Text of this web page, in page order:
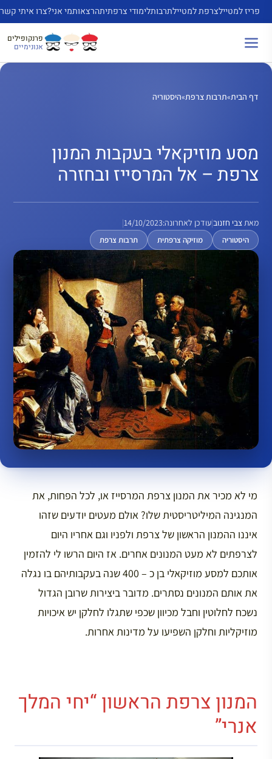
לדלג
לתוכן
פריז למטיילצרפת למטיילתרבותלימודי צרפתיתהרצאותמי אני?צרו איתי קשר
פרנקופילים
אנונימיים
דף הבית»תרבות צרפת»היסטוריה
מסע מוזיקאלי בעקבות המנון
צרפת – אל המרסייז ובחזרה
מאתצבי חזנוב|עודכן לאחרונה:14/10/2023
|
היסטוריה מוזיקה צרפתית תרבות צרפת
מי לא מכיר את המנון צרפת המרסייז או, לכל הפחות, את
המנגינה המיליטריסטית שלו? אולם מעטים יודעים שזהו
איננו ההמנון הראשון של צרפת ולפניו וגם אחריו היום
לצרפתים לא מעט המנונים אחרים. אז היום הרשו לי להזמין
אותכם למסע מוזיקאלי בן כ – 400 שנה בעקבותיהם בו נגלה
את אותם המנונים נסתרים. מדובר ביצירות שרובן הגדול
נשכח לחלוטין וחבל מכיוון שכפי שתגלו לחלקן יש איכויות
מוזיקליות וחלקן השפיעו על מדינות אחרות.
המנון צרפת הראשון “יחי המלך
אנרי”